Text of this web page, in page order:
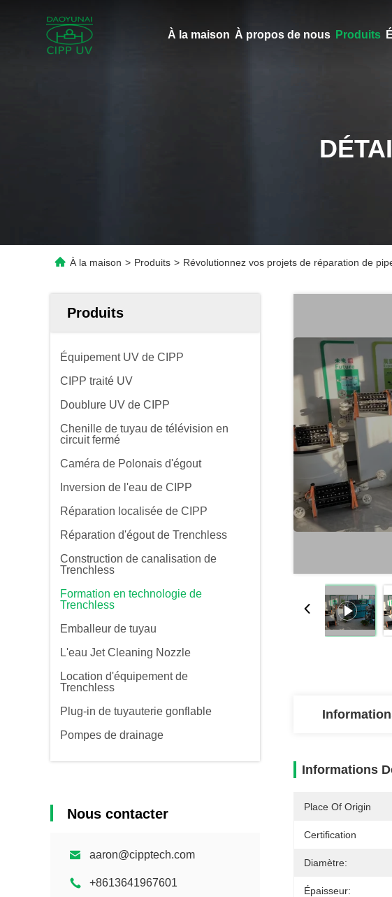
À la maison À propos de nous Produits
À la maison > Produits > Révolutionnez vos projets de réparation de
Produits
Équipement UV de CIPP
CIPP traité UV
Doublure UV de CIPP
Chenille de tuyau de télévision en
circuit fermé
Caméra de Polonais d'égout
Inversion de l'eau de CIPP
Réparation localisée de CIPP
Réparation d'égout de Trenchless
Construction de canalisation de
Trenchless
Formation en technologie de
Trenchless
Emballeur de tuyau
L'eau Jet Cleaning Nozzle
Location d'équipement de
Trenchless
Plug-in de tuyauterie gonflable
Pompes de drainage
Nous contacter
aaron@cipptech.com
+8613641967601
Informations
Place Of Origin
Certification
Diamètre:
Épaisseur: